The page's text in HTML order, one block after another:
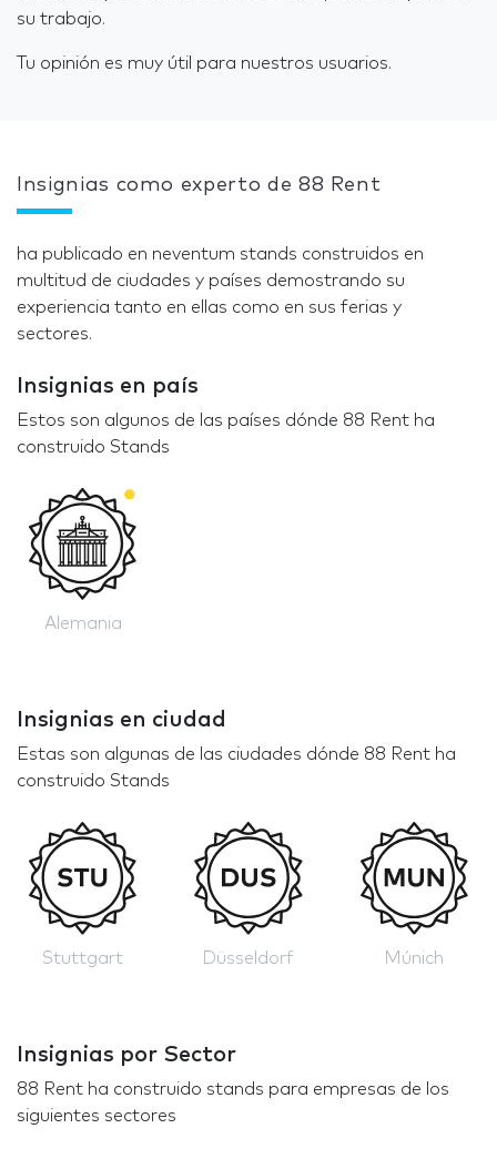
su trabajo.
Tu opinión es muy útil para nuestros usuarios.
Insignias como experto de 88 Rent
ha publicado en neventum stands construidos en
multitud de ciudades y países demostrando su
experiencia tanto en ellas como en sus ferias y
sectores.
Insignias en país
Estos son algunos de las países dónde 88 Rent ha
construido Stands
Alemania
Insignias en ciudad
Estas son algunas de las ciudades dónde 88 Rent ha
construido Stands
Stuttgart Düsseldorf Múnich
Insignias por Sector
88 Rent ha construido stands para empresas de los
siguientes sectores